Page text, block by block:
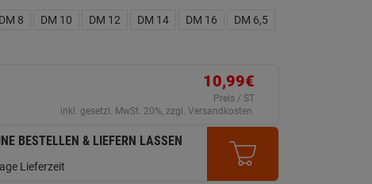
DM 8 DM 10 DM 12 DM 14 DM 16
DM 6,5
10,99€
Preis / ST
inkl. gesetzl. MwSt. 20%, zzgl. Versandkosten.
BESTELLEN & LIEFERN LASSEN
Lieferzeit